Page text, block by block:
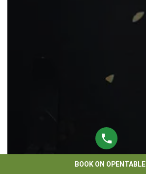
BOOK ON OPENTABLE